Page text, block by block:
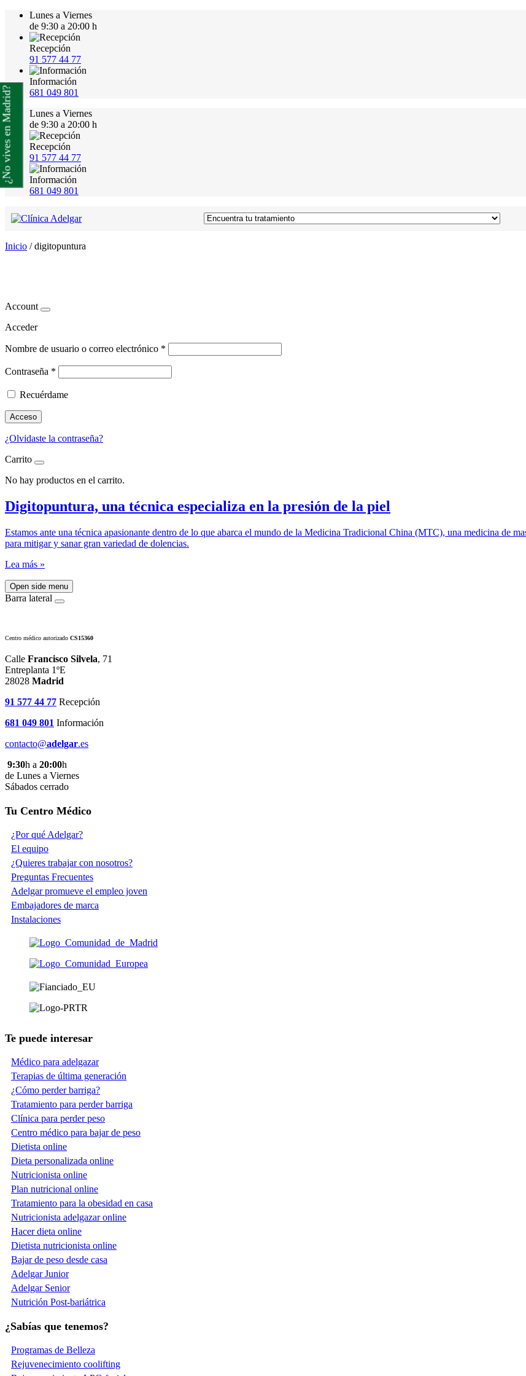
Lunes a Viernes
de 9:30 a 20:00 h
Recepción
91 577 44 77
Información
681 049 801
Lunes a Viernes
de 9:30 a 20:00 h
Recepción
91 577 44 77
Información
681 049 801
Inicio /digitopuntura
Account
Acceder
Nombre de usuario o correo electrónico *
Contraseña *
Recuérdame
Acceso
¿Olvidaste la contraseña?
Carrito
No hay productos en el carrito.
Digitopuntura, una técnica especializa en la presión de la piel
Estamos ante una técnica apasionante dentro de lo que abarca el mundo de la Medicina Tradicional China (MTC), una medicina de
para mitigar y sanar gran variedad de dolencias.
Lea más »
Open side menu
Barra lateral
Centro médico autorizado CS15360
Calle Francisco Silvela, 71
Entreplanta 1ºE
28028 Madrid
91 577 44 77 Recepción
681 049 801 Información
contacto@adelgar.es
9:30h a 20:00h
de Lunes a Viernes
Sábados cerrado
Tu Centro Médico
¿Por qué Adelgar?
El equipo
¿Quieres trabajar con nosotros?
Preguntas Frecuentes
Adelgar promueve el empleo joven
Embajadores de marca
Instalaciones
Te puede interesar
Médico para adelgazar
Terapias de última generación
¿Cómo perder barriga?
Tratamiento para perder barriga
Clínica para perder peso
Centro médico para bajar de peso
Dietista online
Dieta personalizada online
Nutricionista online
Plan nutricional online
Tratamiento para la obesidad en casa
Nutricionista adelgazar online
Hacer dieta online
Dietista nutricionista online
Bajar de peso desde casa
Adelgar Junior
Adelgar Senior
Nutrición Post-bariátrica
¿Sabías que tenemos?
Programas de Belleza
Rejuvenecimiento coolifting
¿No vives en Madrid?